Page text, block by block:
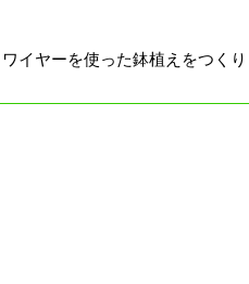
イヤーを使った鉢植えをつく